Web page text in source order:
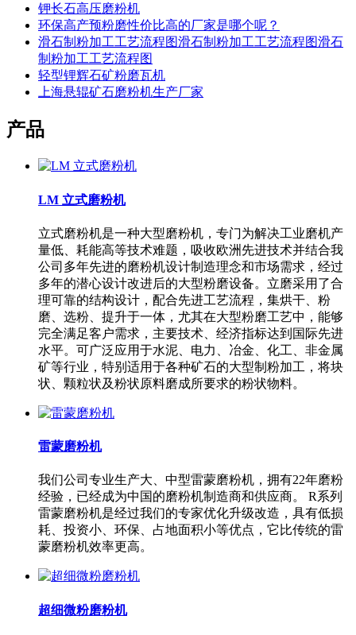
钾长石高压磨粉机
环保高产预粉磨性价比高的厂家是哪个呢？
滑石制粉加工工艺流程图滑石制粉加工工艺流程图滑石
制粉加工工艺流程图
轻型锂辉石矿粉磨瓦机
上海悬辊矿石磨粉机生产厂家
产品
LM 立式磨粉机
立式磨粉机是一种大型磨粉机，专门为解决工业磨机产
量低、耗能高等技术难题，吸收欧洲先进技术并结合我
公司多年先进的磨粉机设计制造理念和市场需求，经过
多年的潜心设计改进后的大型粉磨设备。立磨采用了合
理可靠的结构设计，配合先进工艺流程，集烘干、粉
磨、选粉、提升于一体，尤其在大型粉磨工艺中，能够
完全满足客户需求，主要技术、经济指标达到国际先进
水平。可广泛应用于水泥、电力、冶金、化工、非金属
矿等行业，特别适用于各种矿石的大型制粉加工，将块
状、颗粒状及粉状原料磨成所要求的粉状物料。
雷蒙磨粉机
我们公司专业生产大、中型雷蒙磨粉机，拥有22年磨粉
经验，已经成为中国的磨粉机制造商和供应商。 R系列
雷蒙磨粉机是经过我们的专家优化升级改造，具有低损
耗、投资小、环保、占地面积小等优点，它比传统的雷
蒙磨粉机效率更高。
超细微粉磨粉机